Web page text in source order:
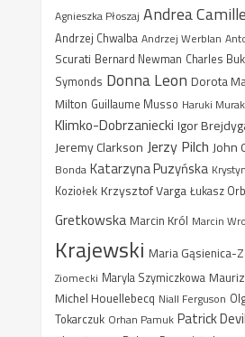
Agnieszka Płoszaj Andrea
Andrzej Chwalba Andrzej Werblan
Scurati Bernard Newman Charles
Symonds Donna Leon Dorota
Milton Guillaume Musso Haruki
Klimko-Dobrzaniecki Igor
Jeremy Clarkson Jerzy Pilch John
Bonda Katarzyna Puzyńska
Koziołek Krzysztof Varga Łukasz
Gretkowska Marcin Król Marcin
Krajewski Maria Gąsienica-
Ziomecki Maryla Szymiczkowa
Michel Houellebecq Niall Ferguson
Tokarczuk Orhan Pamuk Patrick